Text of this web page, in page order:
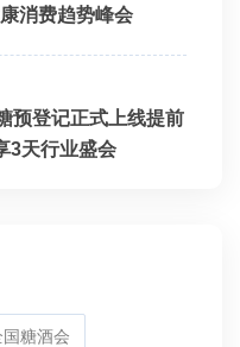
消费趋势峰会
预登记正式上线提前
3天行业盛会
国糖酒会